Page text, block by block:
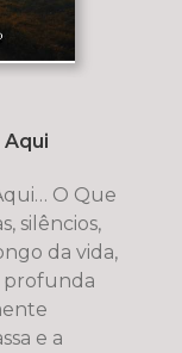
Aqui
O Que
da vida,
profunda
e a